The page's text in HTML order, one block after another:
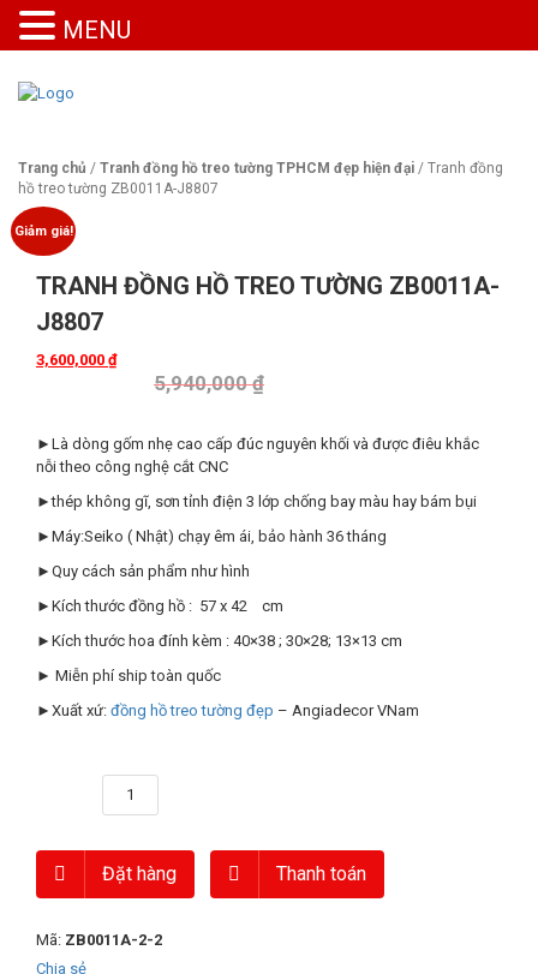
Trang chủ / Tranh đồng hồ treo tường TPHCM đẹp hiện đại / Tranh đồng
hồ treo tường ZB0011A-J8807
Giảm giá!
TRANH ĐỒNG HỒ TREO TƯỜNG ZB0011A-
J8807
5,940,000₫
3,600,000 ₫
►Là dòng gốm nhẹ cao cấp đúc nguyên khối và được điêu khắc
nỗi theo công nghệ cắt CNC
►thép không gĩ, sơn tỉnh điện 3 lớp chống bay màu hay bám bụi
►Máy:Seiko ( Nhật) chạy êm ái, bảo hành 36 tháng
►Quy cách sản phẩm như hình
►Kích thước đồng hồ : 57 x 42 cm
►Kích thước hoa đính kèm : 40×38 ; 30×28; 13×13 cm
► Miễn phí ship toàn quốc
►Xuất xứ: đồng hồ treo tường đẹp – Angiadecor VNam
Đặt hàng Thanh toán
Mã: ZB0011A-2-2
Chia sẻ
MENU